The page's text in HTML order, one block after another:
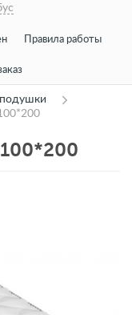
Правила работы